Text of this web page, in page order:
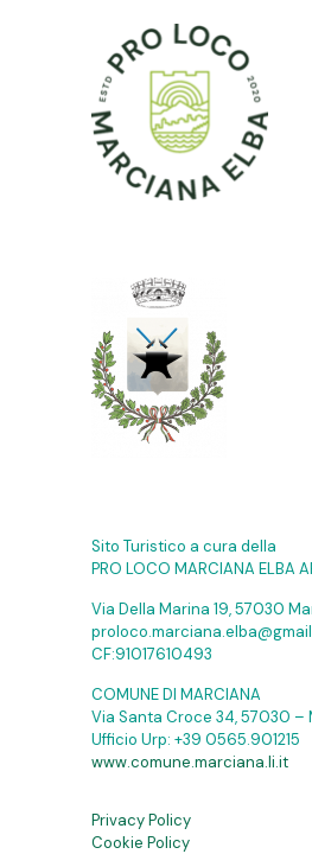
Sito Turistico a cura della
PRO LOCO MARCIANA ELBA
Via Della Marina 19, 57030
CF:91017610493
COMUNE DI MARCIANA
Via Santa Croce 34, 57030 –
Ufficio Urp: +39 0565.901215
www.comune.marciana.li.it
Privacy Policy
Cookie Policy